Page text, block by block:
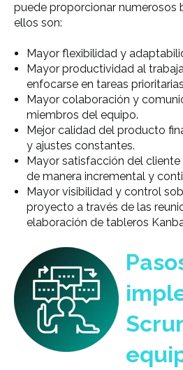
puede proporcionar numerosos
ellos son:
Mayor flexibilidad y
Mayor productividad al
enfocarse en tareas
Mayor colaboración y
miembros del equipo.
Mejor calidad del producto
y ajustes constantes.
Mayor satisfacción del
de manera incremental y
Mayor visibilidad y control
proyecto a través de las
elaboración de tableros